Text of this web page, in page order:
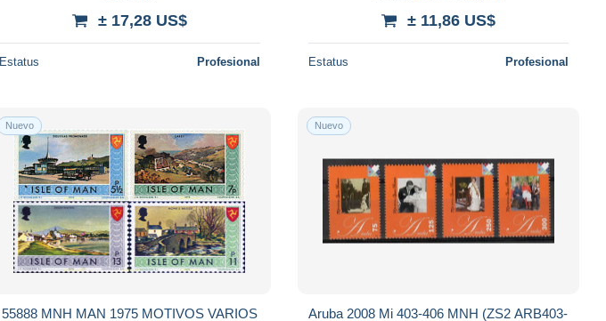
± 17,28 US$
Estatus Profesional
± 11,86 US$
Estatus Profesional
Nuevo
55888 MNH MAN 1975 MOTIVOS VARIOS
Nuevo
Aruba 2008 Mi 403-406 MNH (ZS2 ARB403-